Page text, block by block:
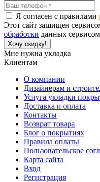
Я согласен с правилами
Этот сайт защищен
обработки данных
Хочу скидку!
Мне нужна укладка
Клиентам
О компании
Дизайнерам и
Услуга укладки
Доставка и оплата
Контакты
Возврат товара
Блог о покрытиях
Правила оплаты
Пользовательское
Карта сайта
Вход
Регистрация